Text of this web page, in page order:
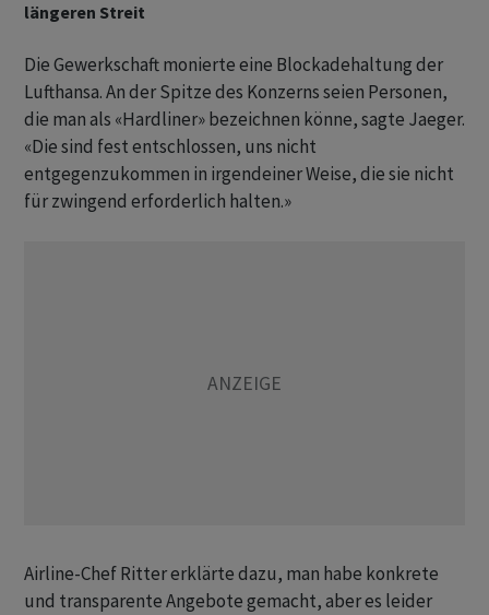
längeren Streit
Die Gewerkschaft monierte eine Blockadehaltung der
Lufthansa. ​An der Spitze des Konzerns ⁠seien Personen,
die man als «Hardliner» bezeichnen könne, sagte Jaeger.
«Die sind fest entschlossen, uns nicht
entgegenzukommen in irgendeiner Weise, die sie nicht
‌für zwingend erforderlich halten.»
Airline-Chef Ritter erklärte dazu, man habe konkrete
und transparente Angebote gemacht, aber es leider